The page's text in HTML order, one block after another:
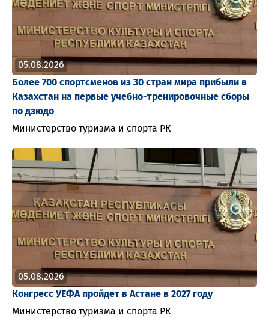
05.08.2026
Более 700 спортсменов из 30 стран мира прибыли в
Казахстан на первые учебно-тренировочные сборы
по дзюдо
Министерство туризма и спорта РК
05.08.2026
Конгресс УЕФА пройдет в Астане в 2027 году
Министерство туризма и спорта РК